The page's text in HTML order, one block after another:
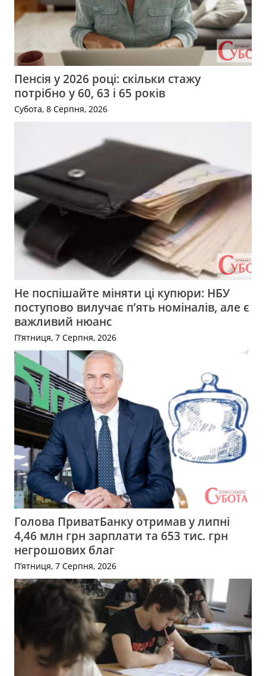
Пенсія у 2026 році: скільки стажу
потрібно у 60, 63 і 65 років
Субота, 8 Серпня, 2026
Не поспішайте міняти ці купюри: НБУ
поступово вилучає п’ять номіналів, але є
важливий нюанс
П’ятниця, 7 Серпня, 2026
Голова ПриватБанку отримав у липні
4,46 млн грн зарплати та 653 тис. грн
негрошових благ
П’ятниця, 7 Серпня, 2026